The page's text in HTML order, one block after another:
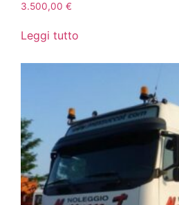
3.500,00 €
Leggi tutto